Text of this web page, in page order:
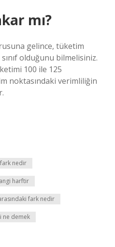
mı?
gelince, tüketim
olduğunu bilmelisiniz.
100 ile 125
noktasındaki verimliliğin
nedir
harftir
arasındaki fark nedir
ne demek